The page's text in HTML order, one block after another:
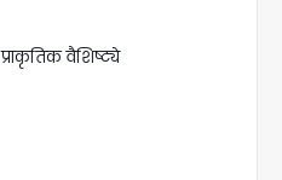
वैशिष्ट्ये